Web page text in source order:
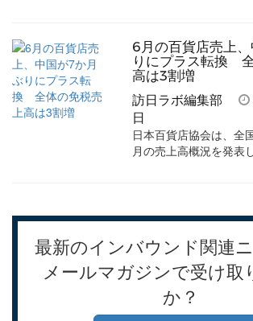
6月の百貨店売上
りにプラス転換
高は3割増
訪日ラボ編集部
日
日本百貨店協会は、全
月の売上高概況を発表
最新のインバウンド関連
メールマガジンで受け取
か？